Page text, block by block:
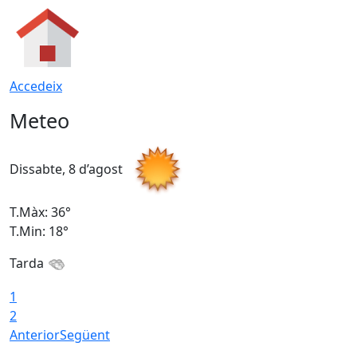
Accedeix
Meteo
Dissabte, 8 d’agost
T.Màx: 36°
T.Min: 18°
Tarda
1
2
AnteriorSegüent